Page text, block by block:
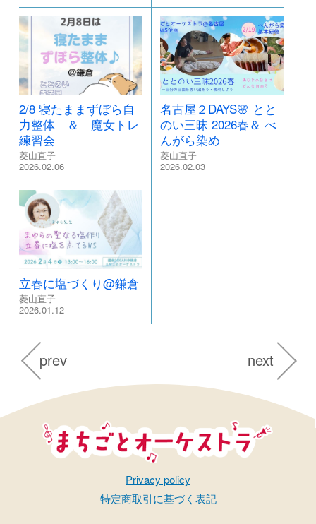
2/8 寝たままずぼら自
力整体 ＆ 魔女トレ
練習会
菱山直子
2026.02.06
名古屋２DAYS🌸 とと
のい三昧 2026春＆ べ
んがら染め
菱山直子
2026.02.03
立春に塩づくり@鎌倉
菱山直子
2026.01.12
prev next
Privacy policy
特定商取引に基づく表記